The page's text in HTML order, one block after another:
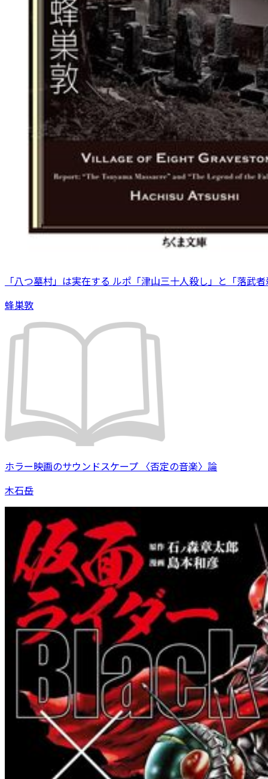
「八つ墓村」は実在する ルポ「津山三十人殺し」と「落武
蜂巣敦
ホラー映画のサウンドスケープ 〈否定の音楽〉論
木石岳